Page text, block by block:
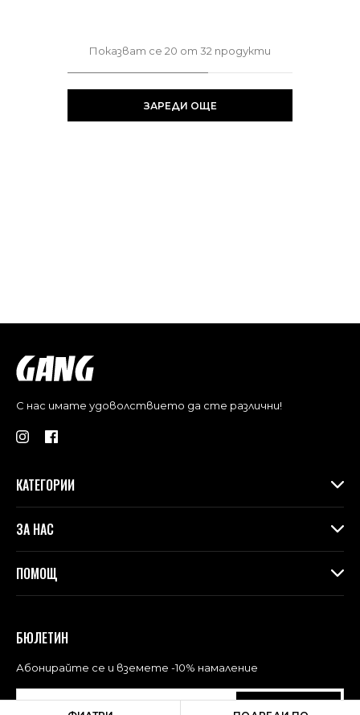
Показват се 20 от 32 продукти
ЗАРЕДИ ОЩЕ
С нас имате удоволствието да сте различни!
КАТЕГОРИИ
Макси колекция
ЗА НАС
Контакти
Blog
ПОМОЩ
Често задавани въпроси
Политика за поверителност
Общи условия за ползване
БЮЛЕТИН
Абонирайте се и вземете -10% намаление